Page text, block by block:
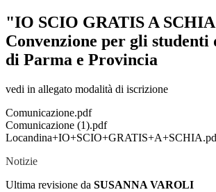
"IO SCIO GRATIS A
Convenzione per gli studenti
di Parma e Provincia
vedi in allegato modalità di iscrizione
Comunicazione.pdf
Comunicazione (1).pdf
Notizie
Ultima revisione da SUSANNA VAROLI